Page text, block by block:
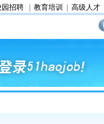
园招聘 教育培训 高级人才